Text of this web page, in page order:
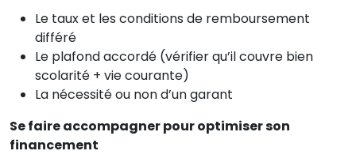
Le taux et les conditions de remboursement
différé
Le plafond accordé (vérifier qu’il couvre bien
scolarité + vie courante)
La nécessité ou non d’un garant
Se faire accompagner pour optimiser son
financement